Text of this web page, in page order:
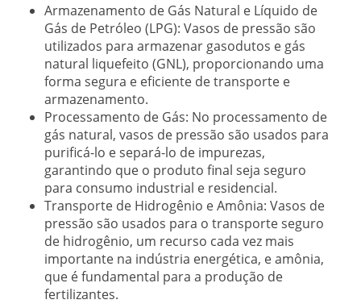
Armazenamento de Gás Natural e Líquido de
Gás de Petróleo (LPG): Vasos de pressão são
utilizados para armazenar gasodutos e gás
natural liquefeito (GNL), proporcionando uma
forma segura e eficiente de transporte e
armazenamento.
Processamento de Gás: No processamento de
gás natural, vasos de pressão são usados para
purificá-lo e separá-lo de impurezas,
garantindo que o produto final seja seguro
para consumo industrial e residencial.
Transporte de Hidrogênio e Amônia: Vasos de
pressão são usados para o transporte seguro
de hidrogênio, um recurso cada vez mais
importante na indústria energética, e amônia,
que é fundamental para a produção de
fertilizantes.